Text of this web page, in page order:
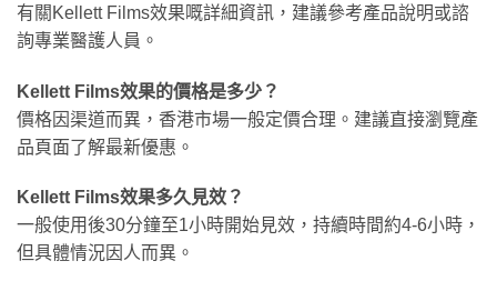
有關Kellett Films效果嘅詳細資訊，建議參考產品說明或諮
詢專業醫護人員。
Kellett Films效果的價格是多少？
價格因渠道而異，香港市場一般定價合理。建議直接瀏覽產
品頁面了解最新優惠。
Kellett Films效果多久見效？
一般使用後30分鐘至1小時開始見效，持續時間約4-6小時，
但具體情況因人而異。